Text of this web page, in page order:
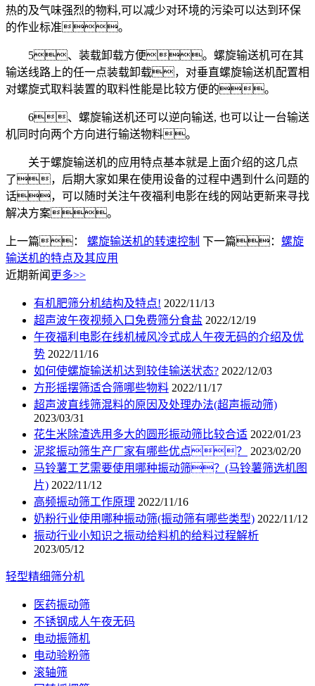
热的及气味强烈的物料,可以减少对环境的污染可以达到环保
的作业标准。
5、装载卸载方便。螺旋输送机可在其
输送线路上的任一点装载卸载，对垂直螺旋输送机配置相
对螺旋式取料装置的取料性能是比较方便的。
6、螺旋输送机还可以逆向输送, 也可以让一台输送
机同时向两个方向进行输送物料。
关于螺旋输送机的应用特点基本就是上面介绍的这几点
了，后期大家如果在使用设备的过程中遇到什么问题的
话，可以随时关注午夜福利电影在线的网站更新来寻找
解决方案。
上一篇： 螺旋输送机的转速控制 下一篇： 螺旋
输送机的特点及其应用
近期新闻 更多>>
有机肥筛分机结构及特点! 2022/11/13
超声波午夜视频入口免费筛分食盐 2022/12/19
午夜福利电影在线机械风冷式成人午夜无码的介绍及优
势 2022/11/16
如何使螺旋输送机达到较佳输送状态? 2022/12/03
方形摇摆筛适合筛哪些物料 2022/11/17
超声波直线筛混料的原因及处理办法(超声振动筛)
2023/03/31
花生米除渣选用多大的圆形振动筛比较合适 2022/01/23
泥浆振动筛生产厂家有哪些优点？
2023/02/20
马铃薯工艺需要使用哪种振动筛？(马铃薯筛选机图
片) 2022/11/12
高频振动筛工作原理 2022/11/16
奶粉行业使用哪种振动筛(振动筛有哪些类型) 2022/11/12
振动行业小知识之振动给料机的给料过程解析
2023/05/12
轻型精细筛分机
医药振动筛
不锈钢成人午夜无码
电动振筛机
电动验粉筛
滚轴筛